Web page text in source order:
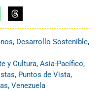
, Desarrollo Sostenible,
y Cultura, Asia-Pacífico,
, Puntos de Vista,
, Venezuela